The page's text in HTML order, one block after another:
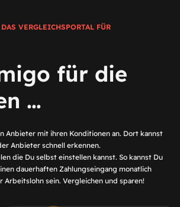
VERGLEICHSPORTAL FÜR
für die
…
Anbieter mit ihren Konditionen an. Dort kannst
Anbieter schnell erkennen.
die Du selbst einstellen kannst. So kannst Du
dauerhaften Zahlungseingang monatlich
Arbeitslohn sein. Vergleichen und sparen!